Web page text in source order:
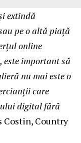
extindă
pe o altă piață
online
este important să
nu mai este o
care
digital fără
Costin, Country